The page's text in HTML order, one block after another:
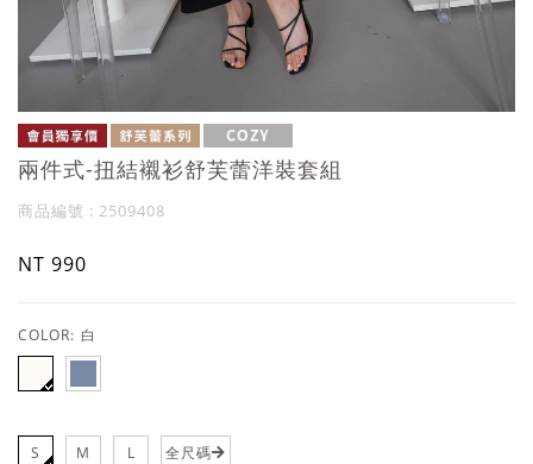
兩件式-扭結襯衫舒芙蕾洋裝套組
商品編號 : 2509408
NT 990
COLOR: 白
S M L 全尺碼